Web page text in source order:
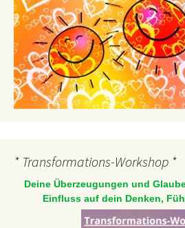
* Transformations-Workshop *
Deine Überzeugungen und
Einfluss auf dein Denken,